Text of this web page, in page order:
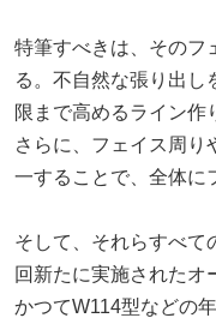
特筆すべきは、そのフ
る。不自然な張り出し
限まで高めるライン作
さらに、フェイス周り
一することで、全体に
そして、それらすべて
回新たに実施されたオ
かつてW114型などの